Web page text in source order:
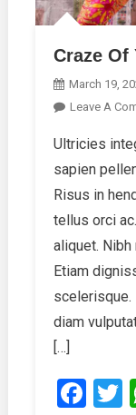
Craze Of
March 19,
Leave A
Ultricies
sapien
Risus in
tellus orci
aliquet.
Etiam
scelerisque.
diam
[…]